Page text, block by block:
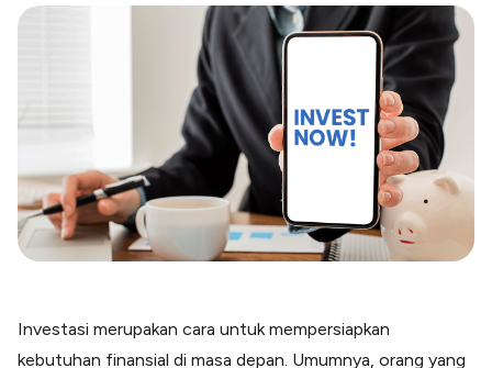
Bayar luar negeri pakai kartu kredit
Kartu Kredit Bisnis
Paper Card
Satu kartu untuk bisnis & personal
Paper Horizon
Kartu korporat expense terlengkap
Konstruksi
Blog
Kumpulan tips dan informasi bisnis
Investasi merupakan cara untuk mempersiapkan
kebutuhan finansial di masa depan. Umumnya, orang yang